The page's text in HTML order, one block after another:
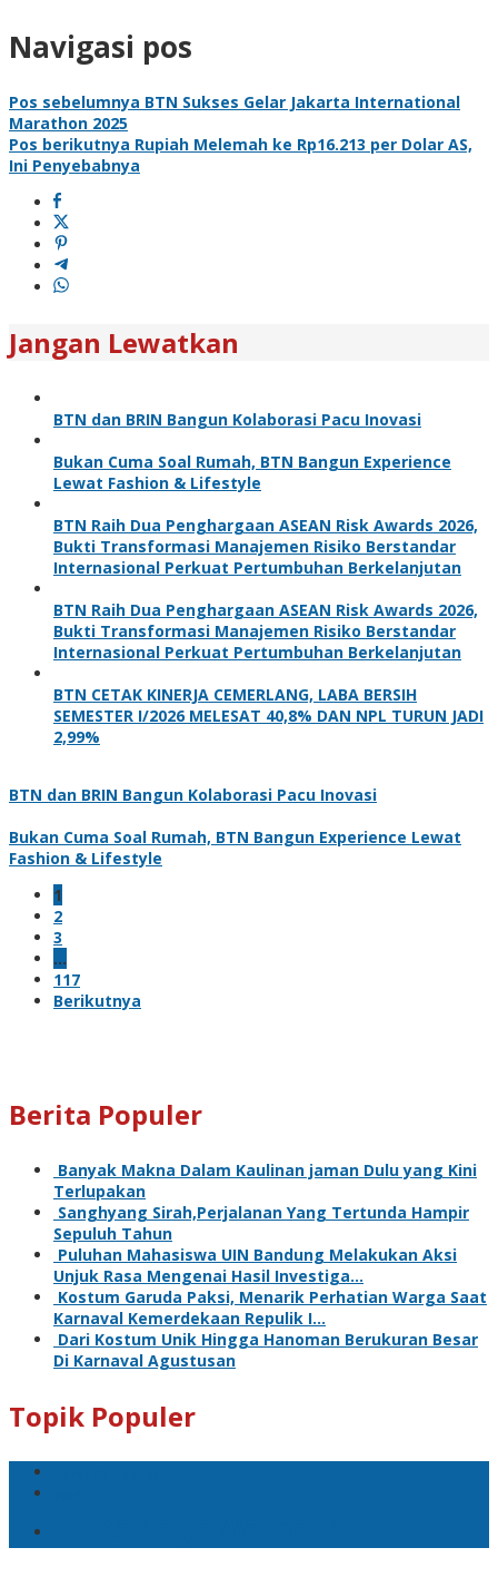
Navigasi pos
Pos sebelumnya BTN Sukses Gelar Jakarta International
Marathon 2025
Pos berikutnya Rupiah Melemah ke Rp16.213 per Dolar AS,
Ini Penyebabnya
Jangan Lewatkan
BTN dan BRIN Bangun Kolaborasi Pacu Inovasi
Bukan Cuma Soal Rumah, BTN Bangun Experience
Lewat Fashion & Lifestyle
BTN Raih Dua Penghargaan ASEAN Risk Awards 2026,
Bukti Transformasi Manajemen Risiko Berstandar
Internasional Perkuat Pertumbuhan Berkelanjutan
BTN Raih Dua Penghargaan ASEAN Risk Awards 2026,
Bukti Transformasi Manajemen Risiko Berstandar
Internasional Perkuat Pertumbuhan Berkelanjutan
BTN CETAK KINERJA CEMERLANG, LABA BERSIH
SEMESTER I/2026 MELESAT 40,8% DAN NPL TURUN JADI
2,99%
BTN dan BRIN Bangun Kolaborasi Pacu Inovasi
Bukan Cuma Soal Rumah, BTN Bangun Experience Lewat
Fashion & Lifestyle
1
2
3
…
117
Berikutnya
Berita Populer
Banyak Makna Dalam Kaulinan jaman Dulu yang Kini
Terlupakan
Sanghyang Sirah,Perjalanan Yang Tertunda Hampir
Sepuluh Tahun
Puluhan Mahasiswa UIN Bandung Melakukan Aksi
Unjuk Rasa Mengenai Hasil Investiga…
Kostum Garuda Paksi, Menarik Perhatian Warga Saat
Karnaval Kemerdekaan Repulik I…
Dari Kostum Unik Hingga Hanoman Berukuran Besar
Di Karnaval Agustusan
Topik Populer